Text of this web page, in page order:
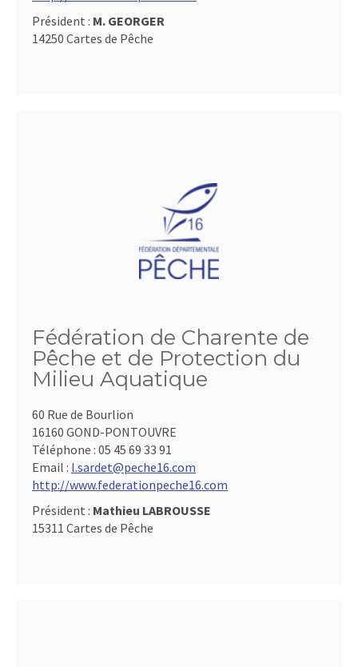
Président : M. GEORGER
14250 Cartes de Pêche
Fédération de Charente de
Pêche et de Protection du
Milieu Aquatique
60 Rue de Bourlion
16160 GOND-PONTOUVRE
Téléphone : 05 45 69 33 91
Email : l.sardet@peche16.com
http://www.federationpeche16.com
Président : Mathieu LABROUSSE
15311 Cartes de Pêche